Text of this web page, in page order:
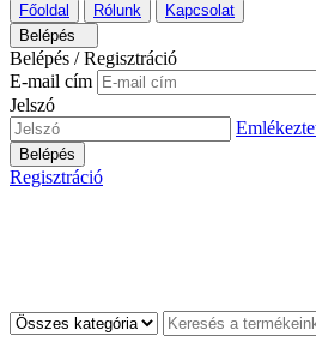
Főoldal Rólunk
Kapcsolat
Belépés
Belépés / Regisztráció
E-mail cím
Jelszó
Belépés
Regisztráció